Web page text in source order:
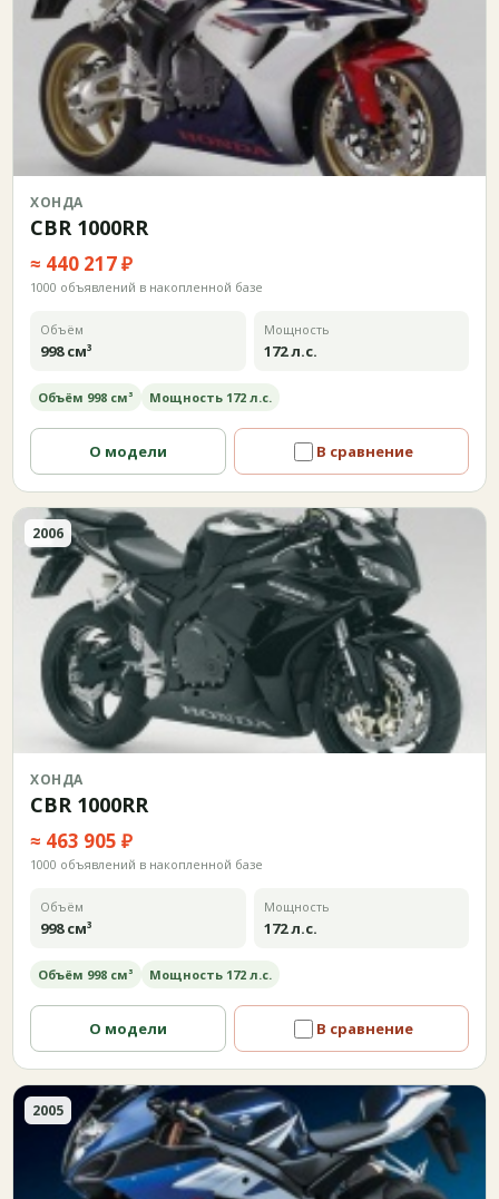
ХОНДА
CBR 1000RR
≈ 440 217 ₽
1000 объявлений в накопленной базе
Объём
998 см³
Мощность
172 л.с.
Объём 998 см³ Мощность 172 л.с.
О модели В сравнение
2006
ХОНДА
CBR 1000RR
≈ 463 905 ₽
1000 объявлений в накопленной базе
Объём
998 см³
Мощность
172 л.с.
Объём 998 см³ Мощность 172 л.с.
О модели В сравнение
2005